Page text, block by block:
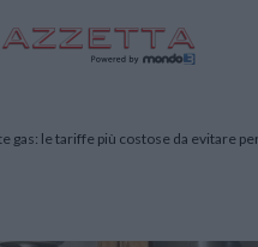
gas: le tariffe più costose da evitare